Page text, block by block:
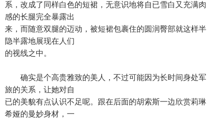
系，改成了同样白色的短裙，无意识地将自已雪白又充满肉
感的长腿完全暴露出
来，而随意双腿的迈动，被短裙包裹住的圆润臀部就这样半
隐半露地展现在人们
的视线之中。
确实是个高贵雅致的美人，不过可能因为长时间身处军
旅的关系，让她对自
已的美貌有点认识不足呢。跟在后面的胡索斯一边欣赏莉琳
希娅的曼妙身材，一